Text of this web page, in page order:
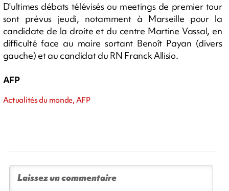
D'ultimes débats télévisés ou meetings de premier tour
sont prévus jeudi, notamment à Marseille pour la
candidate de la droite et du centre Martine Vassal, en
difficulté face au maire sortant Benoît Payan (divers
gauche) et au candidat du RN Franck Allisio.
AFP
Actualités du monde, AFP